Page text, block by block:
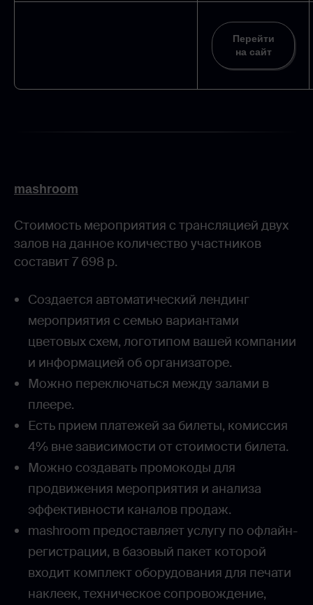
Перейти
на сайт
mashroom
Стоимость мероприятия с трансляцией двух
залов на данное количество участников
составит 7 698 р.
Создается автоматический лендинг
мероприятия с семью вариантами
цветовых схем, логотипом вашей компании
и информацией об организаторе.
Можно переключаться между залами в
плеере.
Есть прием платежей за билеты, комиссия
4% вне зависимости от стоимости билета.
Можно создавать промокоды для
продвижения мероприятия и анализа
эффективности каналов продаж.
mashroom предоставляет услугу по офлайн-
регистрации, в базовый пакет которой
входит комплект оборудования для печати
наклеек, техническое сопровождение,